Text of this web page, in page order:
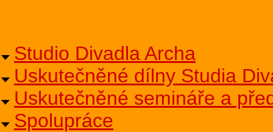
Studio Divadla Archa
Uskutečněné dílny Studia
Uskutečněné semináře a
Spolupráce